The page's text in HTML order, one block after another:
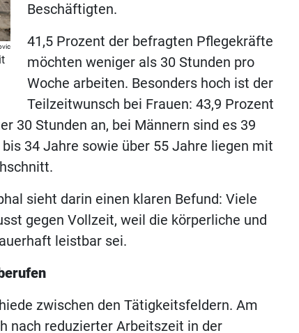
Beschäftigten.
41,5 Prozent der befragten Pflegekräfte
möchten weniger als 30 Stunden pro
Woche arbeiten. Besonders hoch ist der
Teilzeitwunsch bei Frauen: 43,9 Prozent
30 Stunden an, bei Männern sind es 39
34 Jahre sowie über 55 Jahre liegen mit
sieht darin einen klaren Befund: Viele
gegen Vollzeit, weil die körperliche und
leistbar sei.
zwischen den Tätigkeitsfeldern. Am
nach reduzierter Arbeitszeit in der